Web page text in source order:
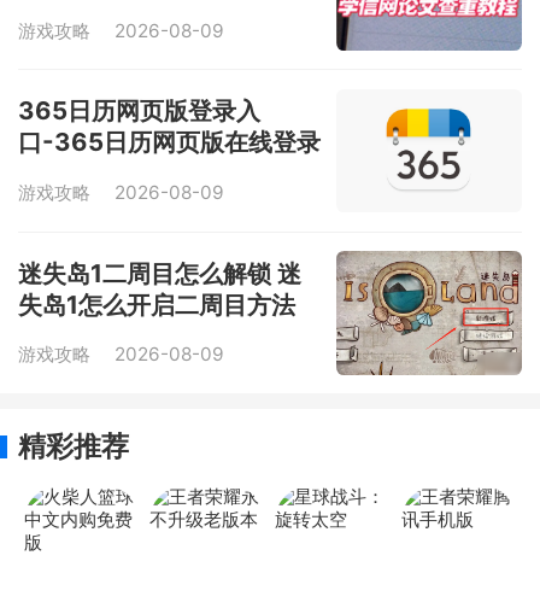
游戏攻略 2026-08-09
365日历网页版登录入
口-365日历网页版在线登录
游戏攻略 2026-08-09
迷失岛1二周目怎么解锁 迷
失岛1怎么开启二周目方法
游戏攻略 2026-08-09
精彩推荐